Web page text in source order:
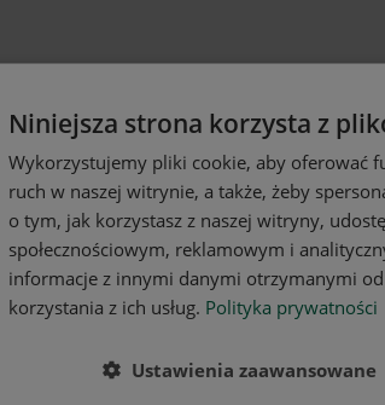
Niniejsza strona korzysta z
Wykorzystujemy pliki cookie, aby oferować
ruch w naszej witrynie, a także, żeby
o tym, jak korzystasz z naszej witryny,
społecznościowym, reklamowym i
informacje z innymi danymi otrzymanymi
korzystania z ich usług. Polityka prywatności
Ustawienia zaawansowane